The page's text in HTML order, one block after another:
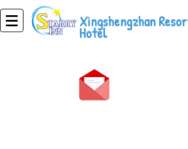
Xingshengzhan Resort
Hotel